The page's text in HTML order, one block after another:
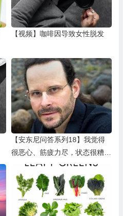
【视频】咖啡因导致女性脱发
【安东尼问答系列18】我觉得
很恶心、筋疲力尽，状态很糟
糕，手指麻，是EB病毒吗？